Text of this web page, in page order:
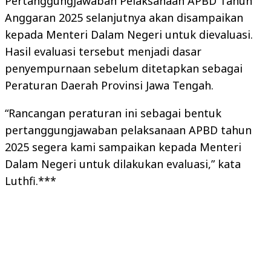
Anggaran 2025 selanjutnya akan disampaikan
kepada Menteri Dalam Negeri untuk dievaluasi.
Hasil evaluasi tersebut menjadi dasar
penyempurnaan sebelum ditetapkan sebagai
Peraturan Daerah Provinsi Jawa Tengah.
“Rancangan peraturan ini sebagai bentuk
pertanggungjawaban pelaksanaan APBD tahun
2025 segera kami sampaikan kepada Menteri
Dalam Negeri untuk dilakukan evaluasi,” kata
Luthfi.***